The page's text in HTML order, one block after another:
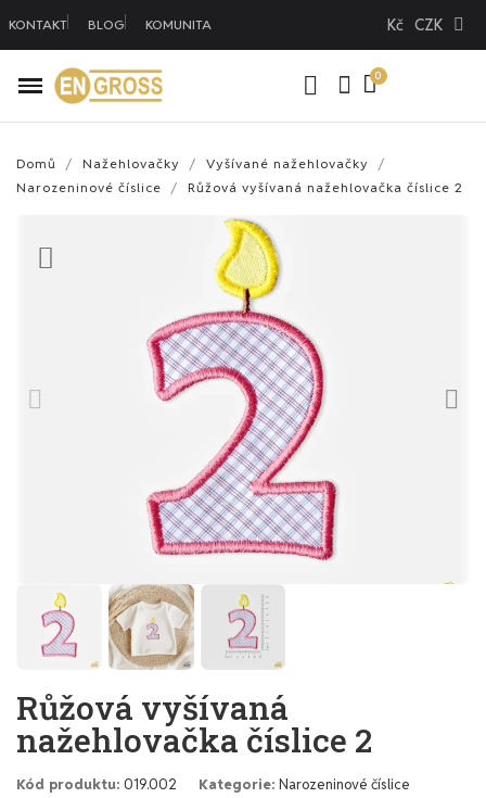
KONTAKT BLOG KOMUNITA Kč CZK
Domů Nažehlovačky
Vyšívané nažehlovačky
Narozeninové číslice
Růžová vyšívaná nažehlovačka číslice 2
Růžová vyšívaná
nažehlovačka číslice 2
Kód produktu 019.002 Kategorie Narozeninové číslice